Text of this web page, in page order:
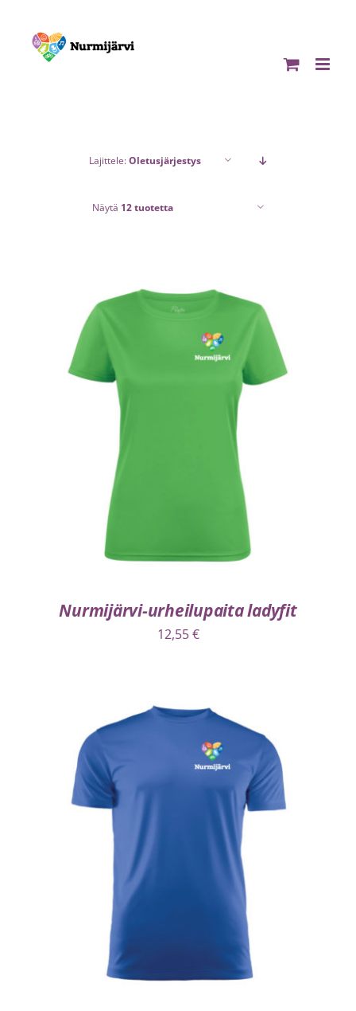
content
Lajittele:Oletusjärjestys
Näytä 12 tuotetta
VALITSE VAIHTOEHDOISTA LISÄTIEDOT
Nurmijärvi-urheilupaita ladyfit
12,55€
VALITSE VAIHTOEHDOISTA LISÄTIEDOT